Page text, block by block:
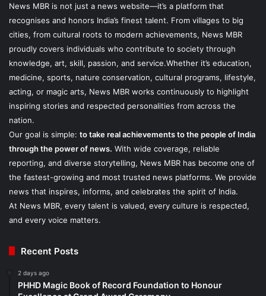
News MBR is not just a news website—it’s a platform that
recognises and honors India’s finest talent. From villages to big
cities, from cultural roots to modern achievements, News MBR
proudly covers individuals who contribute to society through
knowledge, art, skill, passion, and service.Whether it’s education,
medicine, sports, nature conservation, cultural programs, lifestyle,
acting, or magic arts, News MBR works continuously to highlight
inspiring stories and respected personalities from across the
nation.
Our goal is simple: to take real achievements to the people of India
through the power of news. With wide coverage, reliable
reporting, and diverse storytelling, News MBR has become one of
the fastest-growing and most trusted news platforms. We provide
news that inspires, informs, and celebrates the spirit of India.
At News MBR, every talent is valued, every culture is respected,
and every voice matters.
Recent Posts
2 days ago
PHHD Magic Book of Record Foundation to Honour